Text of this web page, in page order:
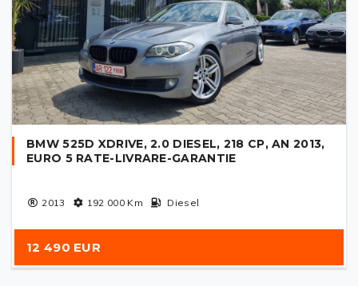
BMW 525D XDRIVE, 2.0 DIESEL, 218 CP, AN 2013,
EURO 5 RATE-LIVRARE-GARANTIE
2013 192 000Km Diesel
12 490 EUR